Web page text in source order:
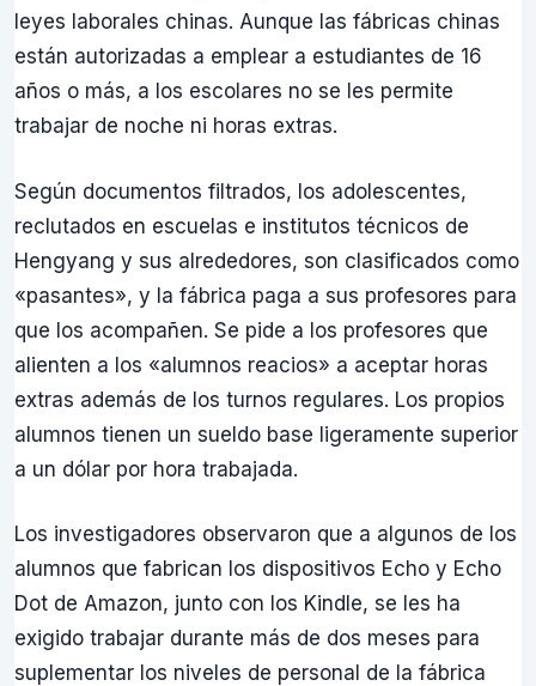
leyes laborales chinas. Aunque las fábricas chinas
están autorizadas a emplear a estudiantes de 16
años o más, a los escolares no se les permite
trabajar de noche ni horas extras.
Según documentos filtrados, los adolescentes,
reclutados en escuelas e institutos técnicos de
Hengyang y sus alrededores, son clasificados como
«pasantes», y la fábrica paga a sus profesores para
que los acompañen. Se pide a los profesores que
alienten a los «alumnos reacios» a aceptar horas
extras además de los turnos regulares. Los propios
alumnos tienen un sueldo base ligeramente superior
a un dólar por hora trabajada.
Los investigadores observaron que a algunos de los
alumnos que fabrican los dispositivos Echo y Echo
Dot de Amazon, junto con los Kindle, se les ha
exigido trabajar durante más de dos meses para
suplementar los niveles de personal de la fábrica